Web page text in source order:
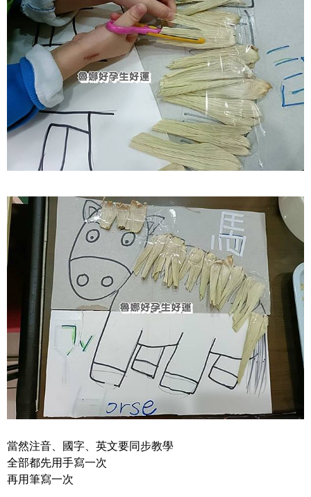
當然注音、國字、英文要同步教學
全部都先用手寫一次
再用筆寫一次